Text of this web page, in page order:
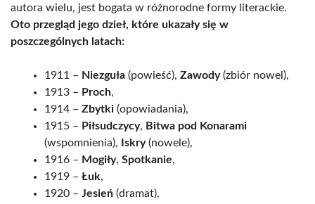
autora wielu, jest bogata w różnorodne formy literackie.
Oto przegląd jego dzieł, które ukazały się w
poszczególnych latach:
1911 – Niezguła (powieść), Zawody(zbiór nowel),
1913 – Proch,
1914 – Zbytki (opowiadania),
1915 – Piłsudczycy, Bitwa pod Konarami
(wspomnienia),
Iskry(nowele),
1916 – Mogiły, Spotkanie,
1919 – Łuk,
1920 – Jesień (dramat),